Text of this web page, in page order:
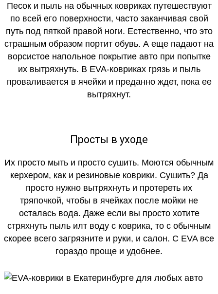
Песок и пыль на обычных ковриках путешествуют
по всей его поверхности, часто заканчивая свой
путь под пяткой правой ноги. Естественно, что это
страшным образом портит обувь. А еще падают на
ворсистое напольное покрытие авто при попытке
их вытряхнуть. В EVA-ковриках грязь и пыль
проваливается в ячейки и преданно ждет, пока ее
вытряхнут.
Просты в уходе
Их просто мыть и просто сушить. Моются обычным
керхером, как и резиновые коврики. Сушить? Да
просто нужно вытряхнуть и протереть их
тряпочкой, чтобы в ячейках после мойки не
осталась вода. Даже если вы просто хотите
стряхнуть пыль илт воду с коврика, то с обычным
скорее всего загрязните и руки, и салон. С EVA все
гораздо проще и удобнее.